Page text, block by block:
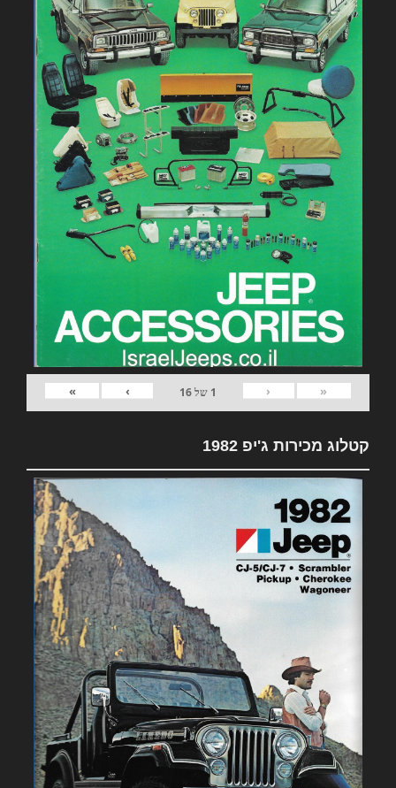
«
‹
1 של16
›
»
קטלוג מכירות ג'יפ 1982